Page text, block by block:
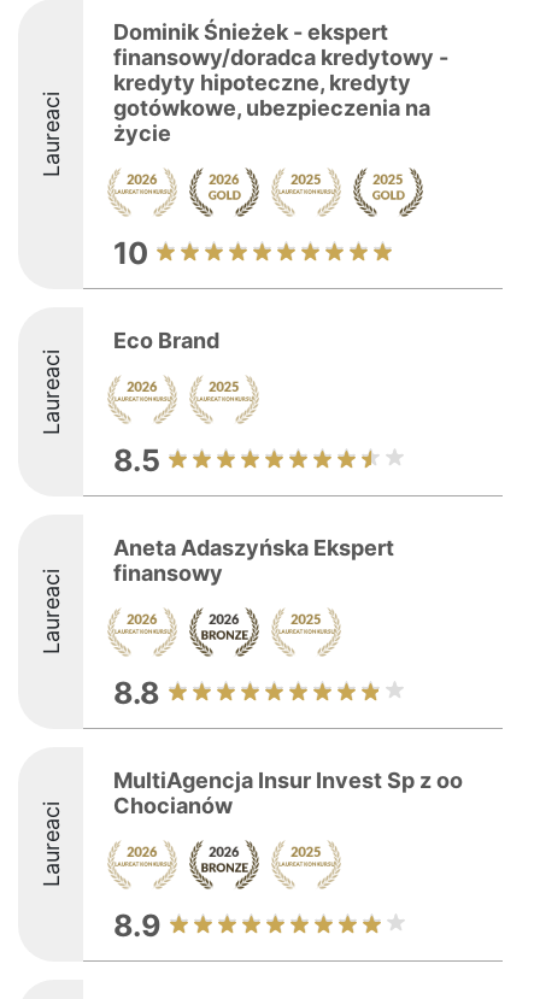
Laureaci
Dominik Śnieżek - ekspert
finansowy/doradca kredytowy -
kredyty hipoteczne, kredyty
gotówkowe, ubezpieczenia na
życie
10
Laureaci
Eco Brand
8.5
Laureaci
Aneta Adaszyńska Ekspert
finansowy
8.8
Laureaci
MultiAgencja Insur Invest Sp z oo
Chocianów
8.9